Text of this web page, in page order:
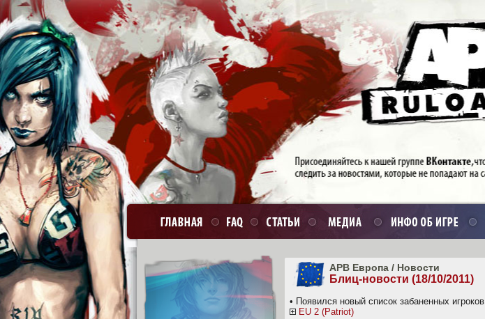
APB Европа / Новости
Блиц-новости (18/10/2011)
• Появился новый список забаненных игроков
EU 2 (Patriot)